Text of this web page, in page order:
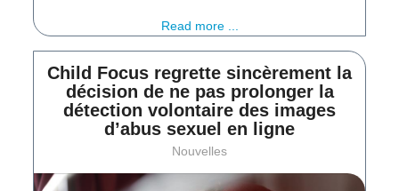
Read more ...
Child Focus regrette sincèrement la
décision de ne pas prolonger la
détection volontaire des images
d’abus sexuel en ligne
Nouvelles